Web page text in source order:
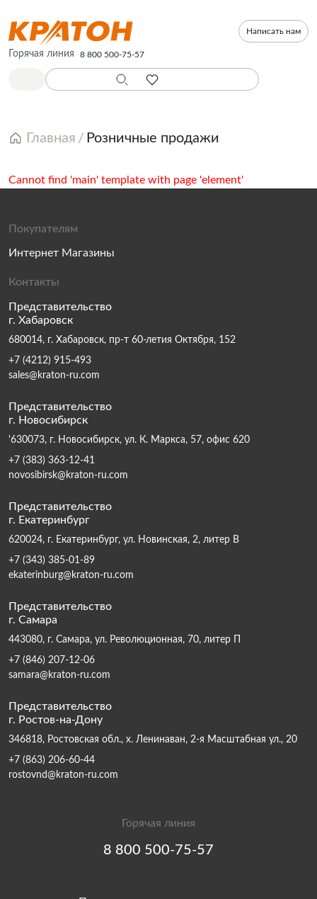
Написать нам
Горячая линия 8 800 500-75-57
Главная Розничные продажи
Cannot find 'main' template with page 'element'
Покупателям
Интернет Магазины
Контакты
Представительство
г. Хабаровск
680014, г. Хабаровск, пр-т 60-летия Октября, 152
+7 (4212) 915-493
sales@kraton-ru.com
Представительство
г. Новосибирск
'630073, г. Новосибирск, ул. К. Маркса, 57, офис 620
+7 (383) 363-12-41
novosibirsk@kraton-ru.com
Представительство
г. Екатеринбург
620024, г. Екатеринбург, ул. Новинская, 2, литер В
+7 (343) 385-01-89
ekaterinburg@kraton-ru.com
Представительство
г. Самара
443080, г. Самара, ул. Революционная, 70, литер П
+7 (846) 207-12-06
samara@kraton-ru.com
Представительство
г. Ростов-на-Дону
346818, Ростовская обл., х. Ленинаван, 2-я Масштабная ул., 20
+7 (863) 206-60-44
rostovnd@kraton-ru.com
Горячая линия
8 800 500-75-57